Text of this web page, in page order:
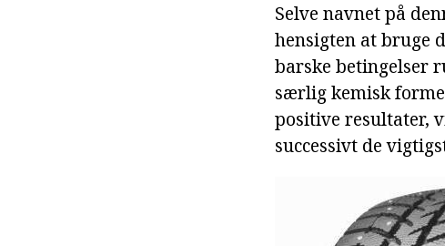
Selve navnet på
hensigten at bruge
barske betingelser
særlig kemisk
positive resultater,
successivt de